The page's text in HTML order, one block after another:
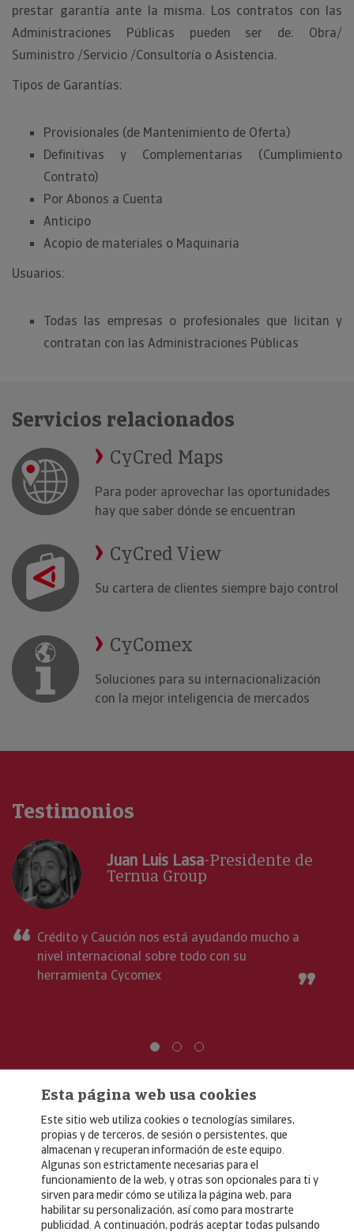
prestar garantía ante la misma. Los contratos con las
Administraciones Públicas pueden ser de: Obra/
Suministro /Servicio /Consultoría o Asistencia.
Tipos de Garantías:
Provisionales (de Mantenimiento de Oferta)
Definitivas y Complementarias (Cumplimiento
Contrato)
Por Abonos a Cuenta
Anticipo
Acopio de materiales o Maquinaria
Usuarios:
Todas las empresas o profesionales que licitan y
contratan con las Administraciones Públicas
Servicios relacionados
CyCred Maps
Para poder aprovechar las oportunidades
hay que saber dónde se encuentran
CyCred View
Su cartera de clientes siempre bajo control
CyComex
Soluciones para su internacionalización
con la mejor inteligencia de mercados
Testimonios
Juan Luis Lasa-Presidente de
Ternua Group
Crédito y Caución nos está ayudando mucho a
nivel internacional sobre todo con su
herramienta Cycomex
© Copyright 2026, Crédito y Caución
Aviso Legal
Esta página web usa cookies
Este sitio web utiliza cookies o tecnologías similares,
propias y de terceros, de sesión o persistentes, que
almacenan y recuperan información de este equipo.
Algunas son estrictamente necesarias para el
funcionamiento de la web, y otras son opcionales para ti y
sirven para medir cómo se utiliza la página web, para
habilitar su personalización, así como para mostrarte
publicidad. A continuación, podrás aceptar todas pulsando